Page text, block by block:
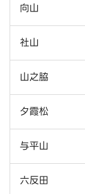
向山
社山
山之脇
夕霞松
与平山
六反田